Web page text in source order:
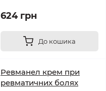
624 грн
До кошика
Ревманел крем при
ревматичних болях